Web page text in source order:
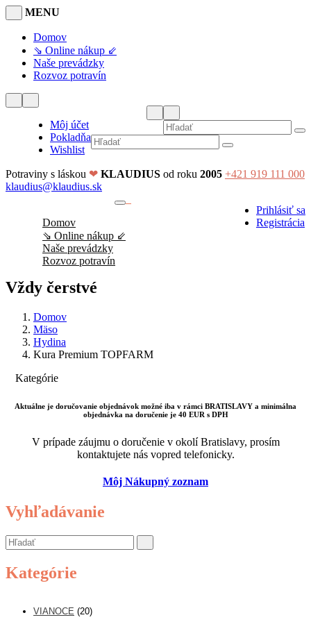
MENU
Domov
⇘ Online nákup ⇙
Naše prevádzky
Rozvoz potravín
Môj účet
Pokladňa
Wishlist
Potraviny s láskou ❤ KLAUDIUS od roku 2005 +421 919 111 000
klaudius@klaudius.sk
Prihlásiť sa
Registrácia
Domov
⇘ Online nákup ⇙
Naše prevádzky
Rozvoz potravín
Vždy čerstvé
Domov
Mäso
Hydina
Kura Premium TOPFARM
Kategórie
Aktuálne je doručovanie objednávok možné iba v rámci BRATISLAVY a minimálna
objednávka na doručenie je 40 EUR s DPH
V prípade záujmu o doručenie v okolí Bratislavy, prosím
kontaktujete nás vopred telefonicky.
Môj Nákupný zoznam
Vyhľadávanie
Kategórie
VIANOCE (20)